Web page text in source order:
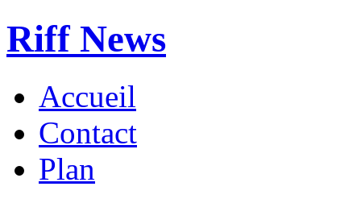
Riff News
Accueil
Contact
Plan